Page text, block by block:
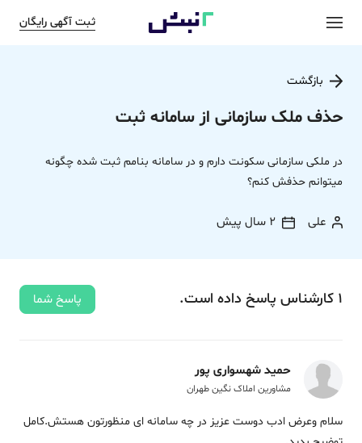
ثبت آگهی رایگان
بازگشت
حذف ملک سازمانی از سامانه ثبت
در ملکی سازمانی سکونت دارم و در سامانه بنامم ثبت شده چگونه
میتوانم حذفش کنم؟
علی 2 سال پیش
1 کارشناس پاسخ داده‌ است. پاسخ شما
حمید شهسواری پور
مشاورین املاک نگین طهران
سلام وعرض ادب دوست عزیز در چه سامانه ای منظورتون هستش.کامل